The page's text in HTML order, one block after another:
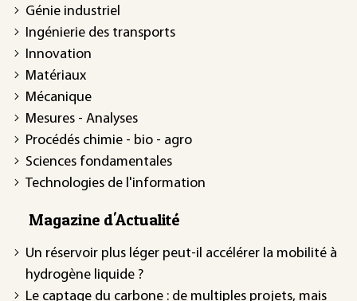
Génie industriel
Ingénierie des transports
Innovation
Matériaux
Mécanique
Mesures - Analyses
Procédés chimie - bio - agro
Sciences fondamentales
Technologies de l'information
Magazine d'Actualité
Un réservoir plus léger peut-il accélérer la mobilité à
hydrogène liquide ?
Le captage du carbone : de multiples projets, mais